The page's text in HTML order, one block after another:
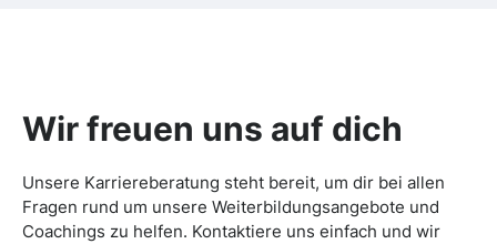
Wir freuen uns auf dich
Unsere Karriereberatung steht bereit, um dir bei allen
Fragen rund um unsere Weiterbildungsangebote und
Coachings zu helfen. Kontaktiere uns einfach und wir